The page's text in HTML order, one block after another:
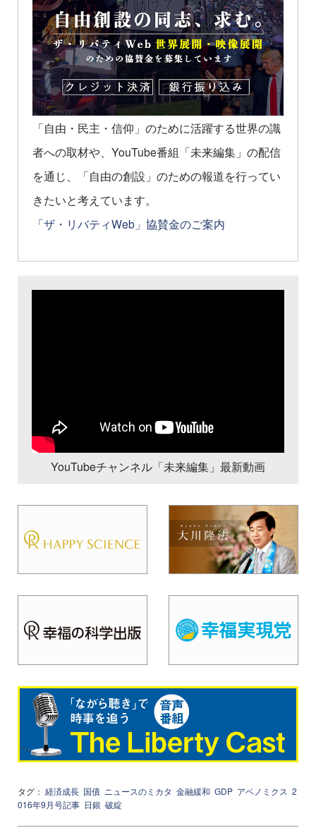
「自由・民主・信仰」のために活躍する世界の識
者への取材や、YouTube番組「未来編集」の配信
を通じ、「自由の創設」のための報道を行ってい
きたいと考えています。
「ザ・リバティWeb」協賛金のご案内
YouTubeチャンネル「未来編集」最新動画
タグ： 経済成長 国債 ニュースのミカタ 金融緩和 GDP アベノミクス 2
016年9月号記事 日銀 破綻